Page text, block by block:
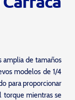
amplia de tamaños
modelos de 1/4
para proporcionar
torque mientras se